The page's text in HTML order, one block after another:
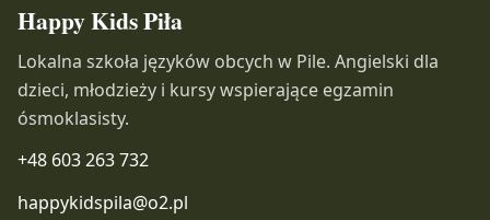
Happy Kids Piła
Lokalna szkoła języków obcych w Pile. Angielski dla
dzieci, młodzieży i kursy wspierające egzamin
ósmoklasisty.
+48 603 263 732
happykidspila@o2.pl